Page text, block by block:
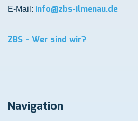
E-Mail: info@zbs-ilmenau.de
ZBS - Wer sind wir?
Navigation